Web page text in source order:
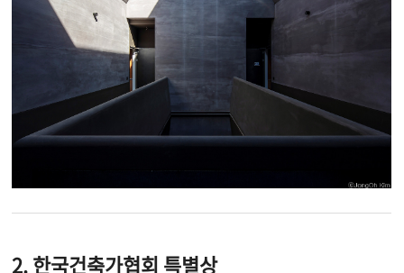
2.한국건축가협회 특별상